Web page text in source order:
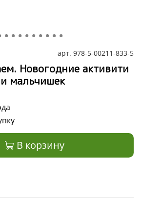
арт. 978-5-00211-833-5
Новогодние активити
мальчишек
В корзину